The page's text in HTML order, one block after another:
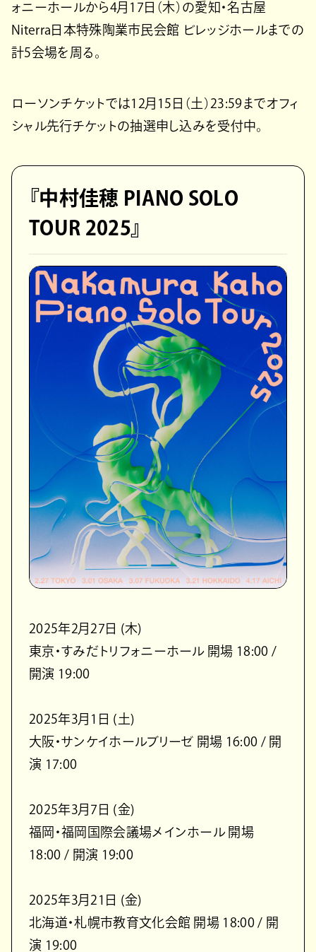
ォニーホールから4月17日（木）の愛知・名古屋
Niterra日本特殊陶業市民会館 ビレッジホールまでの
計5会場を周る。
ローソンチケットでは12月15日（土）23:59までオフィ
シャル先行チケットの抽選申し込みを受付中。
『中村佳穂 PIANO SOLO
TOUR 2025』
2025年2月27日 (木)
東京・すみだトリフォニーホール 開場 18:00 /
開演 19:00
2025年3月1日 (土)
大阪・サンケイホールブリーゼ 開場 16:00 / 開
演 17:00
2025年3月7日 (金)
福岡・福岡国際会議場メインホール 開場
18:00 / 開演 19:00
2025年3月21日 (金)
北海道・札幌市教育文化会館 開場 18:00 / 開
演 19:00